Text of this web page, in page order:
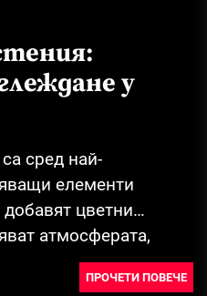
у
сред най-
елементи
цветни
атмосферата,
и свежест...
ПРОЧЕТИ ПОВЕЧЕ